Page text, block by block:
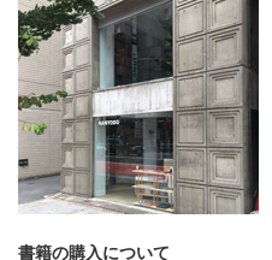
書籍の購入について